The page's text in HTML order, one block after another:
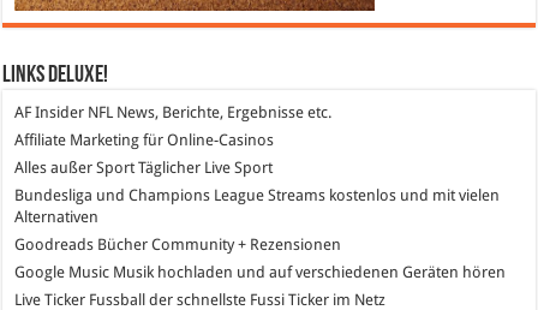
Links DeLuXe!
AF Insider NFL News, Berichte, Ergebnisse etc.
Affiliate Marketing für Online-Casinos
Alles außer Sport Täglicher Live Sport
Bundesliga und Champions League Streams kostenlos und mit vielen
Alternativen
Goodreads Bücher Community + Rezensionen
Google Music Musik hochladen und auf verschiedenen Geräten hören
Live Ticker Fussball
der schnellste Fussi Ticker im Netz